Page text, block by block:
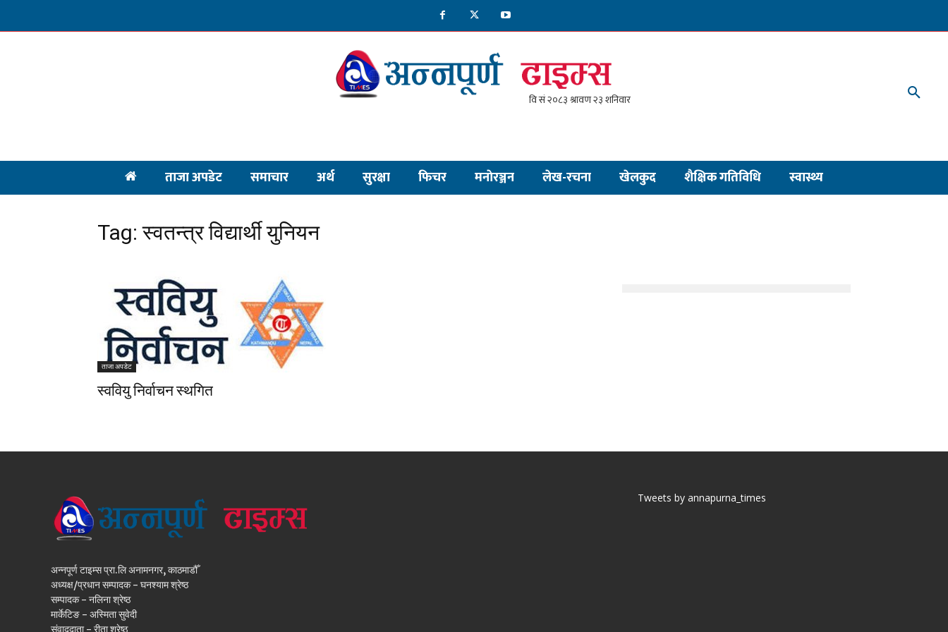
ताजा अपडेट समाचार अर्थ सुरक्षा फिचर मनाेरञ्जन लेख-रचना खेलकुद शैक्षिक गतिविधि स्वास्थ्य
Tag: स्वतन्त्र विद्यार्थी युनियन
ताजा अपडेट
स्ववियु निर्वाचन स्थगित
अन्नपूर्ण टाइम्स प्रा.लि अनामनगर, काठमाडौँ
अध्यक्ष/प्रधान सम्पादक - घनश्याम श्रेष्ठ
सम्पादक - नलिना श्रेष्ठ
मार्केटिङ - अस्मिता सुवेदी
संवाददाता - रीता श्रेष्ठ
Tweets by annapurna_times